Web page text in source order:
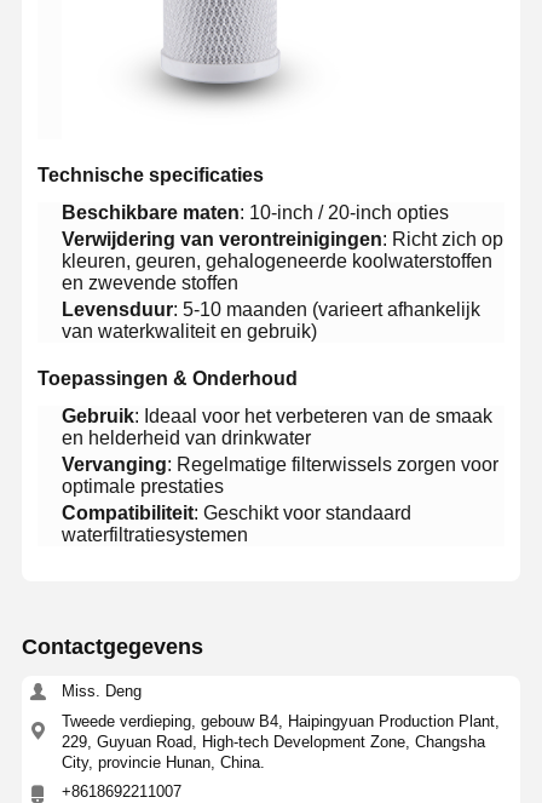
Huis Producten Video's
FabriekstochtKwaliteitscont
Role
Neem
Nieuws
Gevallen
Offerte
Laboratorium Ultrazuiver water systeem
​Technische specificaties​
​Beschikbare maten​​: 10-inch / 20-inch opties
​Verwijdering van verontreinigingen​​: Richt zich op
kleuren, geuren, gehalogeneerde koolwaterstoffen
en zwevende stoffen
​Levensduur​​: 5-10 maanden (varieert afhankelijk
van waterkwaliteit en gebruik)
​Toepassingen & Onderhoud​
​Gebruik​​: Ideaal voor het verbeteren van de smaak
en helderheid van drinkwater
​Vervanging​​: Regelmatige filterwissels zorgen voor
optimale prestaties
​Compatibiliteit​​: Geschikt voor standaard
waterfiltratiesystemen
Contactgegevens
Miss. Deng
Tweede verdieping, gebouw B4, Haipingyuan Production Plant,
229, Guyuan Road, High-tech Development Zone, Changsha
City, provincie Hunan, China.
+8618692211007